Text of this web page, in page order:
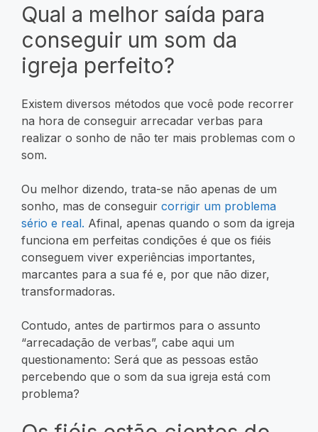
Qual a melhor saída para
conseguir um som da
igreja perfeito?
Existem diversos métodos que você pode recorrer
na hora de conseguir arrecadar verbas para
realizar o sonho de não ter mais problemas com o
som.
Ou melhor dizendo, trata-se não apenas de um
sonho, mas de conseguir corrigir um problema
sério e real. Afinal, apenas quando o som da igreja
funciona em perfeitas condições é que os fiéis
conseguem viver experiências importantes,
marcantes para a sua fé e, por que não dizer,
transformadoras.
Contudo, antes de partirmos para o assunto
“arrecadação de verbas”, cabe aqui um
questionamento: Será que as pessoas estão
percebendo que o som da sua igreja está com
problema?